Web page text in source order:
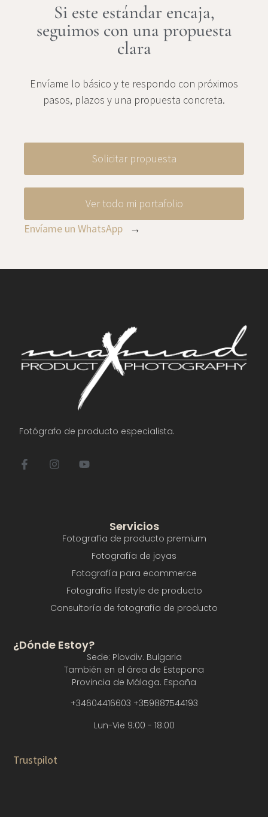
Si este estándar encaja,
seguimos con una propuesta
clara
Envíame lo básico y te respondo con próximos
pasos, plazos y una propuesta concreta.
Solicitar propuesta
Ver todo mi portafolio
Envíame un WhatsApp →
Fotógrafo de producto especialista.
Servicios
Fotografía de producto premium
Fotografía de joyas
Fotografía para ecommerce
Fotografía lifestyle de producto
Consultoría de fotografía de producto
¿Dónde Estoy?
Sede: Plovdiv. Bulgaria
También en el área de Estepona
Provincia de Málaga. España
+34604416603 +359887544193
Lun-Vie 9:00 - 18:00
Trustpilot